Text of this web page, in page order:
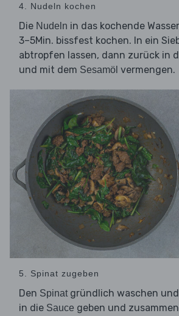
4. Nudeln kochen
Die Nudeln in das kochende
3–5Min. bissfest kochen. In ein
abtropfen lassen, dann zurück in
und mit dem Sesamöl vermengen.
5. Spinat zugeben
Den Spinatgründlich waschen
in die Sauce geben und